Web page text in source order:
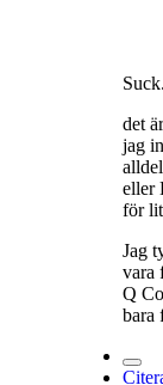
det
jag
eller
för
Jag
vara
Q
bara